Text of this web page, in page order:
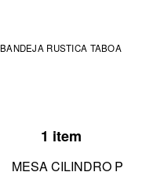
BANDEJA RUSTICA TABOA
1 item